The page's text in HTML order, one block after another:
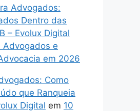
Advogados:
Dentro das
– Evolux Digital
Advogados e
em 2026
Como
que Ranqueia
Digital em 10